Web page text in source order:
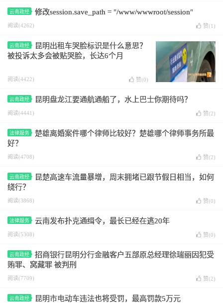
云南政经 修改session.save_path = "/www/wwwroot/session"
阅读(4262) 赞(1 )
云南政经
昆明出租车哭脸标识是什么意思？
被投诉太多会被贴哭脸，长达6个月
阅读(4422) 赞(0)
云南政经 昆明盘龙江要通航通船了，水上巴士你期待吗？
阅读(4441) 赞(2)
法律服务
楚雄离婚案件哪个律师比较好？楚雄哪个律师事务所最
好？
阅读(4708) 赞(2)
云南政经
昆楚高速车流量暴增，周末拥堵已跟节假日相当，如何
绕行？
阅读(3868) 赞(0)
法律服务 云南发布扑克通缉令，最长已经在逃20年
阅读(5308) 赞(0)
云南政经
招商银行昆明分行金融客户五部原总经理徐瑞丽因犯受
贿罪、窝藏罪 被判刑
阅读(7709) 赞(2)
云南政经 昆明市电动车违法也将受罚，最高罚款5万元